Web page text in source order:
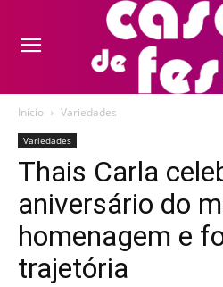
Início Variedades
Variedades
Thais Carla
aniversário do
homenagem e
trajetória